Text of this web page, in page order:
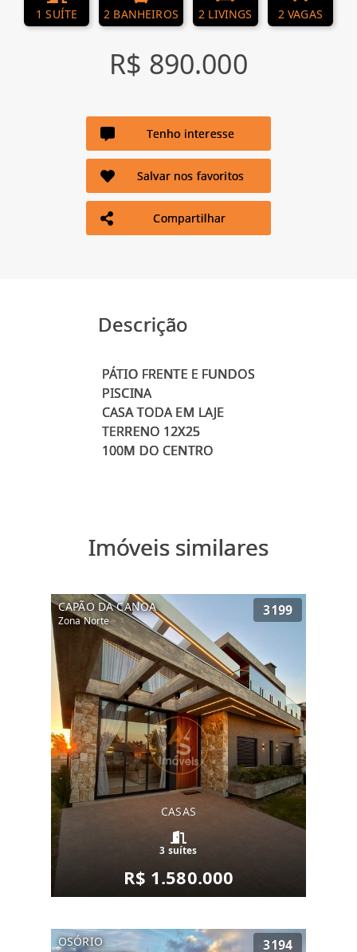
1 SUÍTE 2 BANHEIROS 2 LIVINGS 2 VAGAS
R$ 890.000
Tenho interesse
Salvar nos favoritos
Compartilhar
Descrição
PÁTIO FRENTE E FUNDOS
PISCINA
CASA TODA EM LAJE
TERRENO 12X25
Imóveis similares
CAPÃO DA CANOA
Zona Norte
3199
CASAS
3 suítes
R$ 1.580.000
OSÓRIO 3194